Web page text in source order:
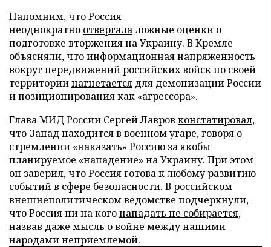
Напомним, что Россия
неоднократно отвергалаложные оценки о
подготовке вторжения на Украину. В Кремле
объясняли, что информационная напряженность
вокруг передвижений российских войск по своей
территориинагнетается для демонизации России
и позиционирования как «агрессора».
Глава МИД России Сергей Лавров констатировал,
что Запад находится в военном угаре, говоря о
стремлении «наказать» Россию за якобы
планируемое «нападение» на Украину. При этом
он заверил, что Россия готова к любому развитию
событий в сфере безопасности. В российском
внешнеполитическом ведомстве подчеркнули,
что Россия ни на когонападать не собирается,
назвав даже мысль о войне между нашими
народами неприемлемой.